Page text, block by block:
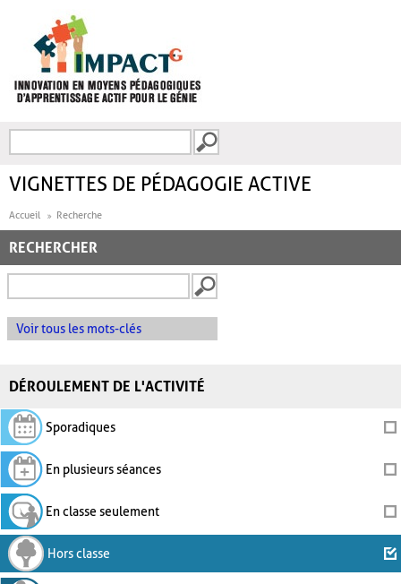
FORMULAIRE DE
VIGNETTES DE PÉDAGOGIE ACTIVE
Accueil Recherche
RECHERCHER
Voir tous les mots-clés
DÉROULEMENT DE L'ACTIVITÉ
Sporadiques
En plusieurs séances
En classe seulement
Hors classe